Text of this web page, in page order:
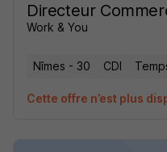
Directeur
Work & You
Nîmes - 30 CDI
Cette offre n’est plus